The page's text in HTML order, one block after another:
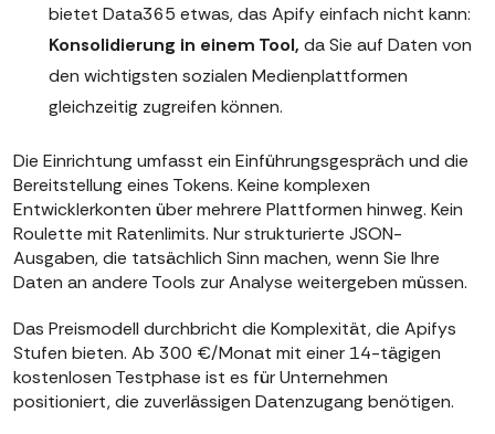
bietet Data365 etwas, das Apify einfach nicht kann:
Konsolidierung in einem Tool, da Sie auf Daten von
den wichtigsten sozialen Medienplattformen
gleichzeitig zugreifen können.
Die Einrichtung umfasst ein Einführungsgespräch und die
Bereitstellung eines Tokens. Keine komplexen
Entwicklerkonten über mehrere Plattformen hinweg. Kein
Roulette mit Ratenlimits. Nur strukturierte JSON-
Ausgaben, die tatsächlich Sinn machen, wenn Sie Ihre
Daten an andere Tools zur Analyse weitergeben müssen.
Das Preismodell durchbricht die Komplexität, die Apifys
Stufen bieten. Ab 300 €/Monat mit einer 14-tägigen
kostenlosen Testphase ist es für Unternehmen
positioniert, die zuverlässigen Datenzugang benötigen.